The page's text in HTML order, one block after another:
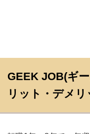
GEEK JOB(ギ
リット・デメリ